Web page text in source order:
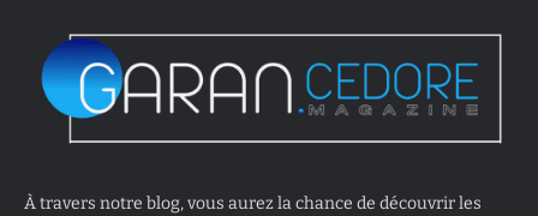
À travers notre blog, vous aurez la chance de découvrir les